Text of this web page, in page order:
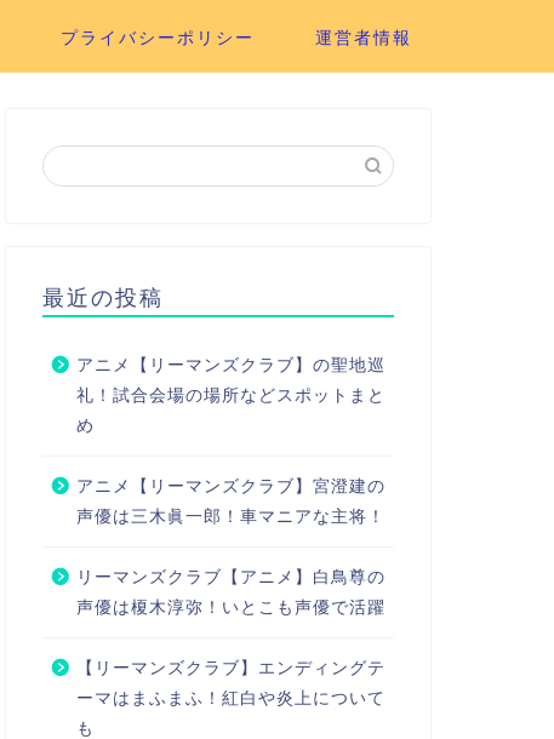
プライバシーポリシー 運営者情報
最近の投稿
アニメ【リーマンズクラブ】の聖地巡
礼！試合会場の場所などスポットまと
め
アニメ【リーマンズクラブ】宮澄建の
声優は三木眞一郎！車マニアな主将！
リーマンズクラブ【アニメ】白鳥尊の
声優は榎木淳弥！いとこも声優で活躍
【リーマンズクラブ】エンディングテ
ーマはまふまふ！紅白や炎上について
も